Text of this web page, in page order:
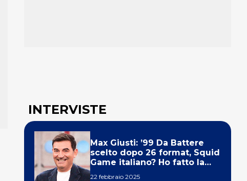
INTERVISTE
Max Giusti: ’99 Da Battere
scelto dopo 26 format, Squid
Game italiano? Ho fatto la
22 febbraio 2025